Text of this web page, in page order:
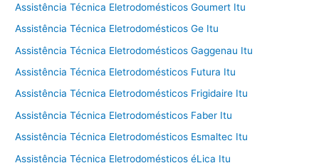
Assistência Técnica Eletrodomésticos Goumert Itu
Assistência Técnica Eletrodomésticos Ge Itu
Assistência Técnica Eletrodomésticos Gaggenau Itu
Assistência Técnica Eletrodomésticos Futura Itu
Assistência Técnica Eletrodomésticos Frigidaire Itu
Assistência Técnica Eletrodomésticos Faber Itu
Assistência Técnica Eletrodomésticos Esmaltec Itu
Assistência Técnica Eletrodomésticos éLica Itu